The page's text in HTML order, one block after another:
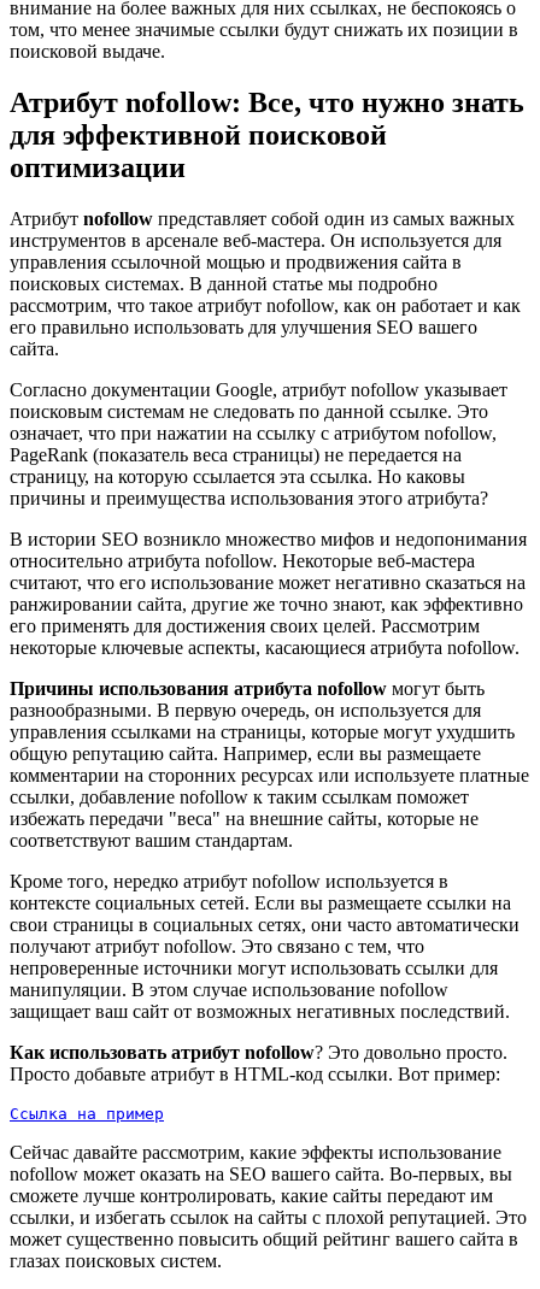
внимание на более важных для них ссылках, не беспокоясь о
том, что менее значимые ссылки будут снижать их позиции в
поисковой выдаче.
Атрибут nofollow: Все, что нужно знать
для эффективной поисковой
оптимизации
Атрибут nofollow представляет собой один из самых важных
инструментов в арсенале веб-мастера. Он используется для
управления ссылочной мощью и продвижения сайта в
поисковых системах. В данной статье мы подробно
рассмотрим, что такое атрибут nofollow, как он работает и как
его правильно использовать для улучшения SEO вашего
сайта.
Согласно документации Google, атрибут nofollow указывает
поисковым системам не следовать по данной ссылке. Это
означает, что при нажатии на ссылку с атрибутом nofollow,
PageRank (показатель веса страницы) не передается на
страницу, на которую ссылается эта ссылка. Но каковы
причины и преимущества использования этого атрибута?
В истории SEO возникло множество мифов и недопонимания
относительно атрибута nofollow. Некоторые веб-мастера
считают, что его использование может негативно сказаться на
ранжировании сайта, другие же точно знают, как эффективно
его применять для достижения своих целей. Рассмотрим
некоторые ключевые аспекты, касающиеся атрибута nofollow.
Причины использования атрибута nofollow могут быть
разнообразными. В первую очередь, он используется для
управления ссылками на страницы, которые могут ухудшить
общую репутацию сайта. Например, если вы размещаете
комментарии на сторонних ресурсах или используете платные
ссылки, добавление nofollow к таким ссылкам поможет
избежать передачи "веса" на внешние сайты, которые не
соответствуют вашим стандартам.
Кроме того, нередко атрибут nofollow используется в
контексте социальных сетей. Если вы размещаете ссылки на
свои страницы в социальных сетях, они часто автоматически
получают атрибут nofollow. Это связано с тем, что
непроверенные источники могут использовать ссылки для
манипуляции. В этом случае использование nofollow
защищает ваш сайт от возможных негативных последствий.
Как использовать атрибут nofollow? Это довольно просто.
Просто добавьте атрибут в HTML-код ссылки. Вот пример:
Ссылка на пример
Сейчас давайте рассмотрим, какие эффекты использование
nofollow может оказать на SEO вашего сайта. Во-первых, вы
сможете лучше контролировать, какие сайты передают им
ссылки, и избегать ссылок на сайты с плохой репутацией. Это
может существенно повысить общий рейтинг вашего сайта в
глазах поисковых систем.